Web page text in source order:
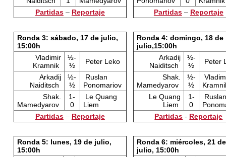
Partidas– Reportaje
Partidas– Reportaje
Ronda 3: sábado, 17 de julio,
15:00h
Vladimir
Kramnik
½-
½
Peter Leko
Arkadij
Naiditsch
½-
½
Ruslan
Ponomariov
Shak.
Mamedyarov
1-
0
Le Quang
Liem
Partidas– Reportaje
Ronda 4: domingo, 18 de
julio,15:00h
Arkadij
Naiditsch
½-
½
Peter
Shak.
Mamedyarov
½-
½
Le Quang
Liem
1-
0
Ruslan
Partidas - Reportaje
Ronda 5: lunes, 19 de julio,
15:00h
Ronda 6: miércoles, 21 de
julio, 15:00h